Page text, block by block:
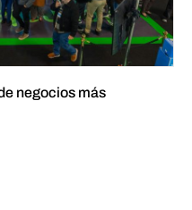
negocios más